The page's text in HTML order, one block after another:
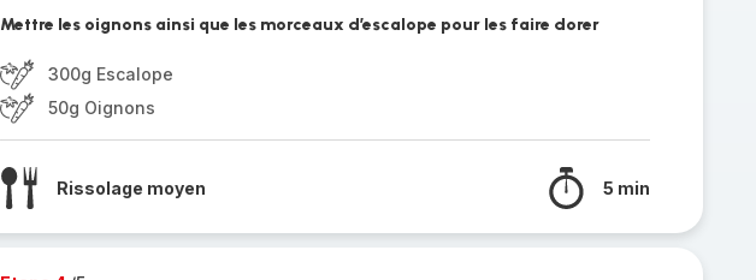
Mettre les oignons ainsi que les morceaux d’escalope pour les faire dorer
300g Escalope
50g Oignons
Rissolage moyen 5 min